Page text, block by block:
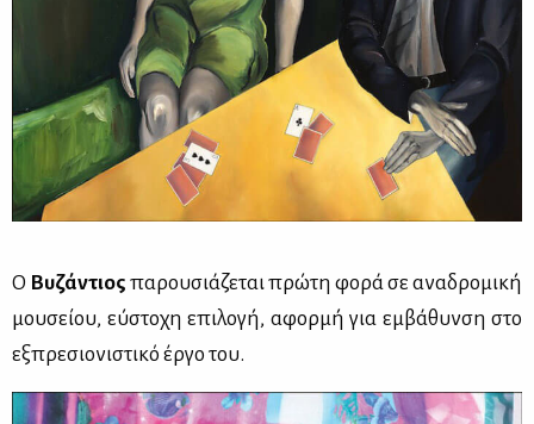
Ο Βυ­ζά­ντιος πα­ρου­σιά­ζε­ται πρώ­τη φο­ρά σε ανα­δρο­μι­κή
μου­σεί­ου, εύ­στο­χη επι­λο­γή, αφορ­μή για εμ­βά­θυν­ση στο
εξ­πρε­σιο­νι­στι­κό έρ­γο του.